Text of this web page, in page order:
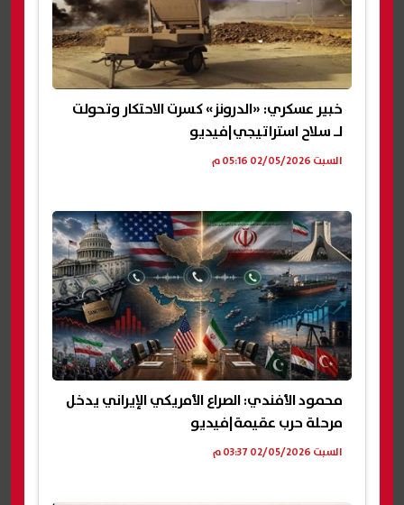
خبير عسكري: «الدرونز» كسرت الاحتكار وتحولت
لـ سلاح استراتيجي|فيديو
السبت 02/05/2026 05:16 م
محمود الأفندي: الصراع الأمريكي الإيراني يدخل
مرحلة حرب عقيمة|فيديو
السبت 02/05/2026 03:37 م